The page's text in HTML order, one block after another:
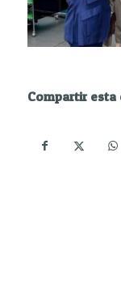
Compartir esta